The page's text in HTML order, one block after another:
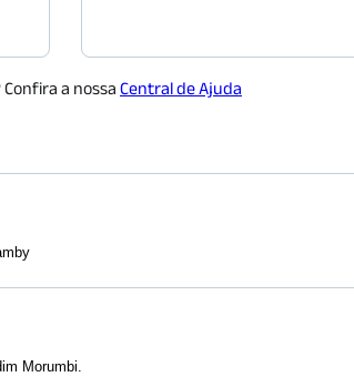
a nossa Central de Ajuda
Sistema de Incêndio
Morumbi.